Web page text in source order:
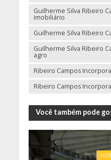
Guilherme Silva Ribeiro
imobiliário
Guilherme Silva Ribeiro
Guilherme Silva Ribeiro
agro
Ribeiro Campos
Ribeiro Campos
Você também pode